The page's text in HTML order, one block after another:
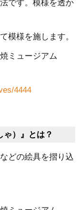
です。模様を透か
模様を施します。
ミュージアム
4444
ゃ）』とは？
どの絵具を摺り込